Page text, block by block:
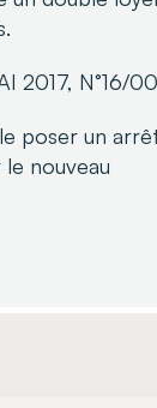
2017, N°16/
poser un
nouveau